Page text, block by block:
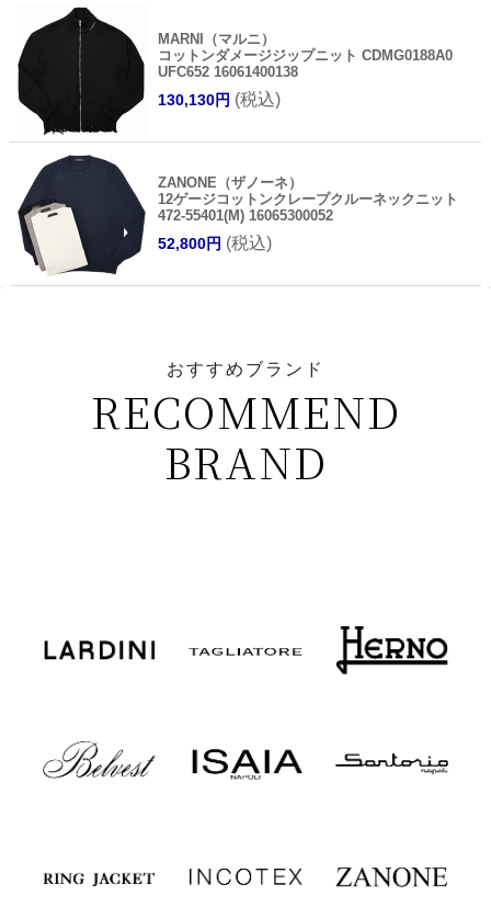
MARNI（マルニ）
コットンダメージジップニット CDMG0188A0
UFC652 16061400138
130,130円 (税込)
ZANONE（ザノーネ）
12ゲージコットンクレープクルーネックニット
472-55401(M) 16065300052
52,800円 (税込)
おすすめブランド
RECOMMEND
BRAND